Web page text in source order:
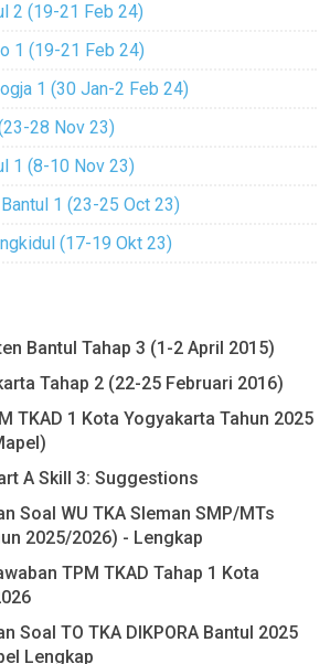
2 (19-21 Feb 24)
1 (19-21 Feb 24)
1 (30 Jan-2 Feb 24)
28 Nov 23)
1 (8-10 Nov 23)
1 (23-25 Oct 23)
(17-19 Okt 23)
Bantul Tahap 3 (1-2 April 2015)
Tahap 2 (22-25 Februari 2016)
TKAD 1 Kota Yogyakarta Tahun 2025
A Skill 3: Suggestions
Soal WU TKA Sleman SMP/MTs
2025/2026) - Lengkap
TPM TKAD Tahap 1 Kota
Soal TO TKA DIKPORA Bantul 2025
Lengkap